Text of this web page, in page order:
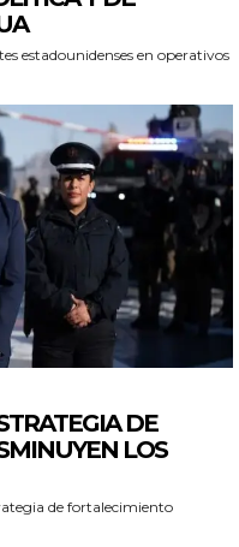
estadounidenses en operativos
DE
LOS
de fortalecimiento